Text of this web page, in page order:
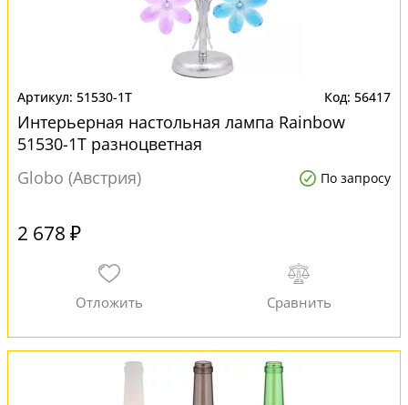
51530-1T 56417
Интерьерная настольная лампа Rainbow
51530-1T разноцветная
Globo (Австрия)
По запросу
2 678 ₽